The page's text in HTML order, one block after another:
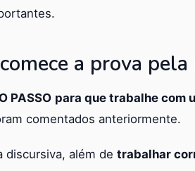
a prova pela
PASSO para que trabalhe com
comentados anteriormente.
discursiva, além de trabalhar